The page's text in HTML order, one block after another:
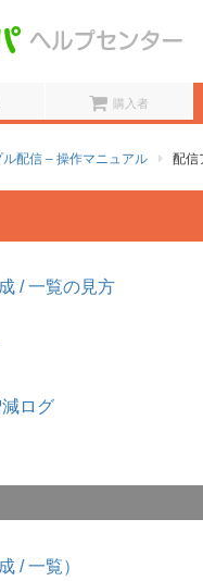
購入者
ル配信 – 操作マニュアル 配信
済み友だちをエキスパ
/ 一覧の見方
ログ
/ 一覧）